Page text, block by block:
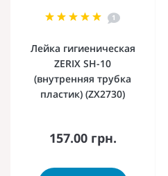
1
Лейка гигиеническая
ZERIX SH-10
(внутренняя трубка
пластик) (ZX2730)
157.00 грн.